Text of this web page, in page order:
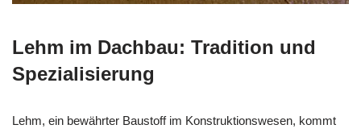
Lehm im Dachbau: Tradition und
Spezialisierung
Lehm, ein bewährter Baustoff im Konstruktionswesen, kommt